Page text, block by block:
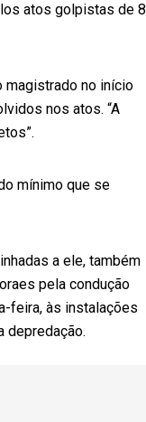
atos golpistas de 8
magistrado no início
nos atos. “A
mínimo que se
a ele, também
pela condução
feira, às instalações
depredação.